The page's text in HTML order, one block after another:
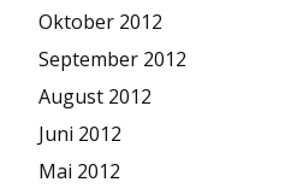
Oktober 2012
September 2012
August 2012
Juni 2012
Mai 2012